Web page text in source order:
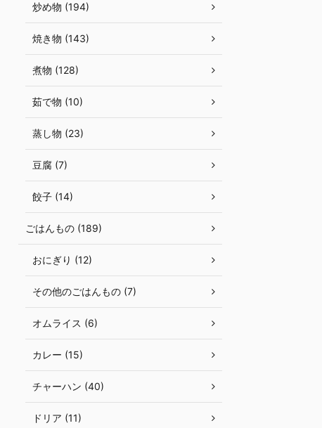
炒め物 (194)
焼き物 (143)
煮物 (128)
茹で物 (10)
蒸し物 (23)
豆腐 (7)
餃子 (14)
ごはんもの (189)
おにぎり (12)
その他のごはんもの (7)
オムライス (6)
カレー (15)
チャーハン (40)
ドリア (11)